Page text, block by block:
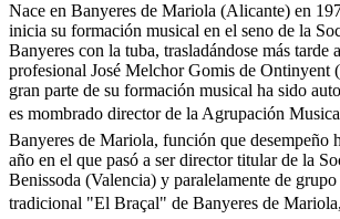
Nace en Banyeres de Mariola (Alicante) en
inicia su formación musical en el seno de la
Banyeres con la tuba, trasladándose más tarde
profesional José Melchor Gomis de Ontinyent
gran parte de su formación musical ha sido
es mombrado director de la Agrupación
Banyeres de Mariola, función que desempeño
año en el que pasó a ser director titular de la
Benissoda (Valencia) y paralelamente de
tradicional "El Braçal" de Banyeres de